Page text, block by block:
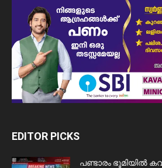
EDITOR PICKS
പണ്ടാരം ഭൂമിയിൽ